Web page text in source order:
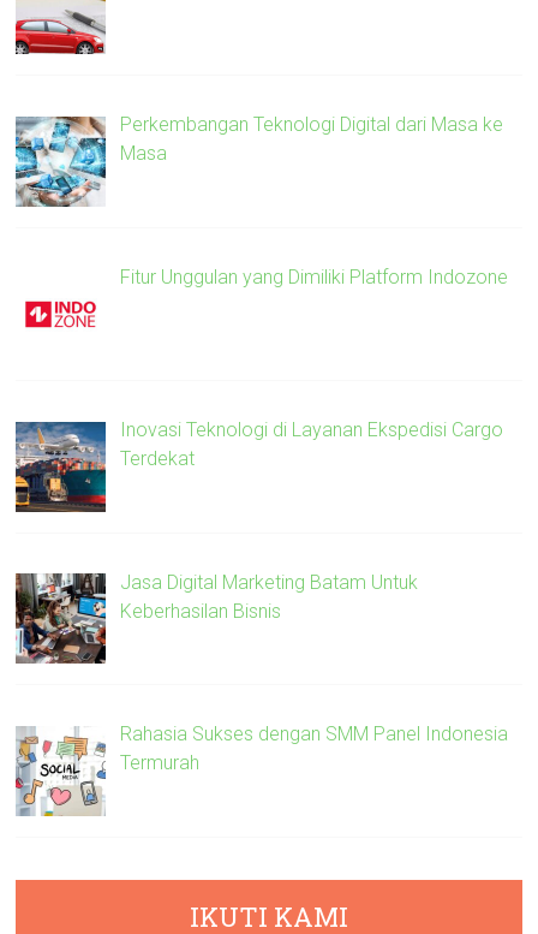
Perkembangan Teknologi Digital dari Masa ke
Masa
Fitur Unggulan yang Dimiliki Platform Indozone
Inovasi Teknologi di Layanan Ekspedisi Cargo
Terdekat
Jasa Digital Marketing Batam Untuk
Keberhasilan Bisnis
Rahasia Sukses dengan SMM Panel Indonesia
Termurah
IKUTI KAMI